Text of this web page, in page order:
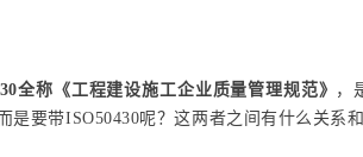
全称《工程建设施工企业质量管理规范》 ，
是要带ISO50430呢？这两者之间有什么关系和